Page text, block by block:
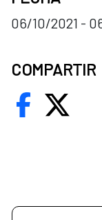
06/10/2021 -
COMPARTIR